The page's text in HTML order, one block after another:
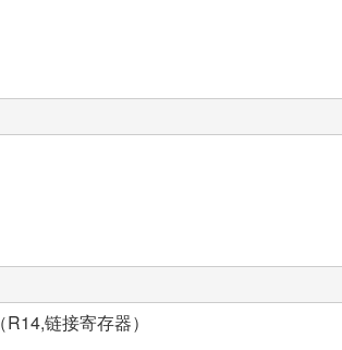
链接寄存器）